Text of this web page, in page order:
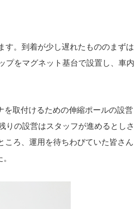
す。到着が少し遅れたもののまずは
プをマグネット基台で設置し、車内
取付けるための伸縮ポールの設営
りの設営はスタッフが進めるとしさ
ころ、運用を待ちわびていた皆さん